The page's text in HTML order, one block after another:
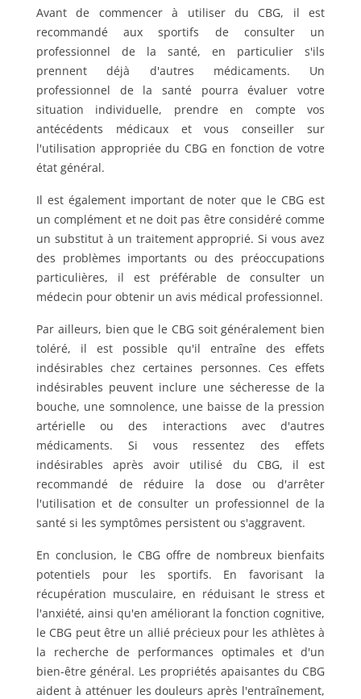
Avant de commencer à utiliser du CBG, il est
recommandé aux sportifs de consulter un
professionnel de la santé, en particulier s'ils
prennent déjà d'autres médicaments. Un
professionnel de la santé pourra évaluer votre
situation individuelle, prendre en compte vos
antécédents médicaux et vous conseiller sur
l'utilisation appropriée du CBG en fonction de votre
état général.
Il est également important de noter que le CBG est
un complément et ne doit pas être considéré comme
un substitut à un traitement approprié. Si vous avez
des problèmes importants ou des préoccupations
particulières, il est préférable de consulter un
médecin pour obtenir un avis médical professionnel.
Par ailleurs, bien que le CBG soit généralement bien
toléré, il est possible qu'il entraîne des effets
indésirables chez certaines personnes. Ces effets
indésirables peuvent inclure une sécheresse de la
bouche, une somnolence, une baisse de la pression
artérielle ou des interactions avec d'autres
médicaments. Si vous ressentez des effets
indésirables après avoir utilisé du CBG, il est
recommandé de réduire la dose ou d'arrêter
l'utilisation et de consulter un professionnel de la
santé si les symptômes persistent ou s'aggravent.
En conclusion, le CBG offre de nombreux bienfaits
potentiels pour les sportifs. En favorisant la
récupération musculaire, en réduisant le stress et
l'anxiété, ainsi qu'en améliorant la fonction cognitive,
le CBG peut être un allié précieux pour les athlètes à
la recherche de performances optimales et d'un
bien-être général. Les propriétés apaisantes du CBG
aident à atténuer les douleurs après l'entraînement,